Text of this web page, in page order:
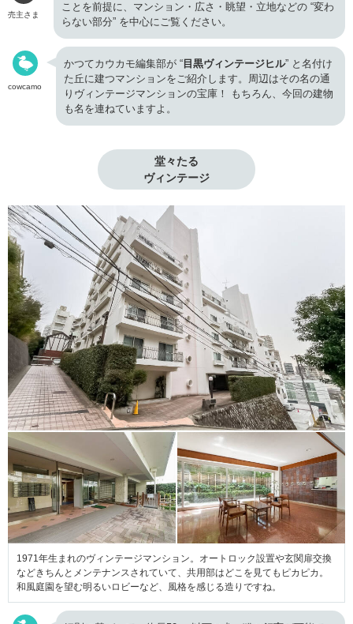
売主さま
ことを前提に、マンション・広さ・眺望・立地などの “変わ
らない部分” を中心にご覧ください。
cowcamo
かつてカウカモ編集部が “ 目黒ヴィンテージヒル” と名付け
た丘に建つマンションをご紹介します。周辺はその名の通
りヴィンテージマンションの宝庫！ もちろん、今回の建物
も名を連ねていますよ。
堂々たる
ヴィンテージ
1971年生まれのヴィンテージマンション。オートロック設置や玄関扉交換
などきちんとメンテナンスされていて、共用部はどこを見てもピカピカ。
和風庭園を望む明るいロビーなど、風格を感じる造りですね。